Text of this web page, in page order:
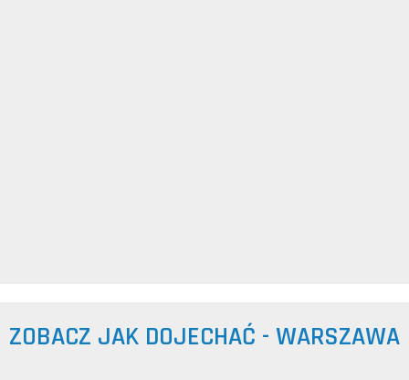
ZOBACZ JAK DOJECHAĆ - WARSZAWA